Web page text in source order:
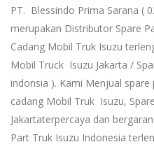
PT. Blessindo Prima Sarana (
merupakan Distributor Spare
Cadang Mobil Truk Isuzu
Mobil Truck Isuzu Jakarta /
indonsia ). Kami Menjual
cadang Mobil Truk Isuzu,
Jakartaterpercaya dan
Part Truk Isuzu Indonesia